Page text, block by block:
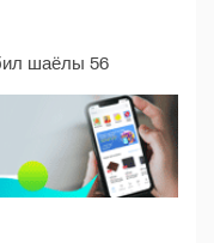
шаёлы 56